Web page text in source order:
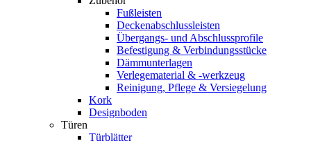
Fußleisten
Deckenabschlussleisten
Übergangs- und Abschlussprofile
Befestigung & Verbindungsstücke
Dämmunterlagen
Verlegematerial & -werkzeug
Reinigung, Pflege & Versiegelung
Kork
Designboden
Türen
Türblätter